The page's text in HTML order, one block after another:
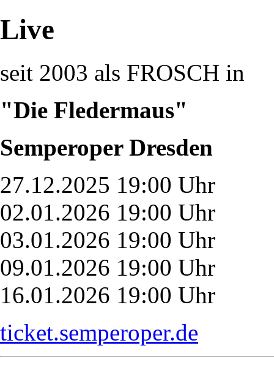
Live
seit 2003 als FROSCH in
"Die Fledermaus"
Semperoper Dresden
27.12.2025 19:00 Uhr
02.01.2026 19:00 Uhr
03.01.2026 19:00 Uhr
09.01.2026 19:00 Uhr
16.01.2026 19:00 Uhr
ticket.semperoper.de